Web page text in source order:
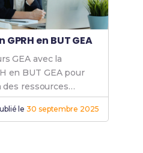
en BUT GEA
GEA avec la
en BUT GEA pour
ressources
ta carrière.
le30 septembre 2025